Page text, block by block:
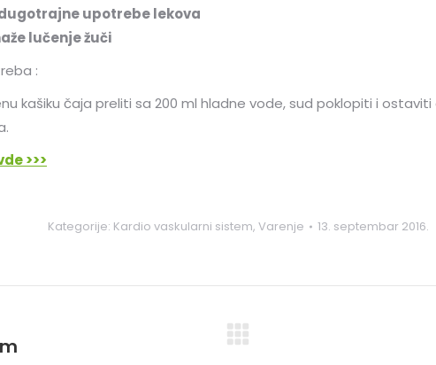
upotrebe lekova
lučenje žuči
:
kašiku čaja preliti sa 200 ml hladne vode, sud poklopiti i
>>>
Kategorije: Kardio vaskularni sistem, Varenje 13. septembar 2016.